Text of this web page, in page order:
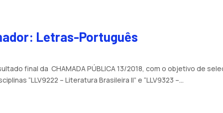
Letras-Português
final da CHAMADA PÚBLICA 13/2018, com o objetivo de
“LLV9222 – Literatura Brasileira II” e “LLV9323 –...